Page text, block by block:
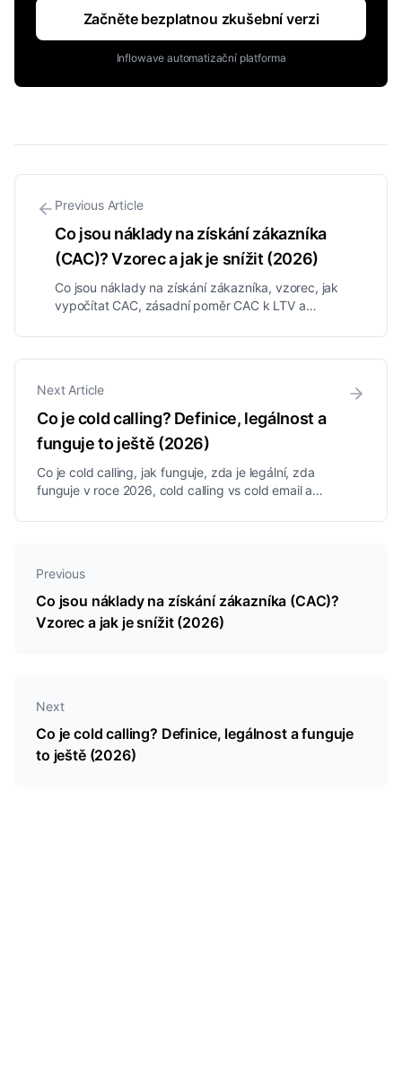
Začněte bezplatnou zkušební verzi
Inflowave automatizační platforma
Previous Article
Co jsou náklady na získání zákazníka
(CAC)? Vzorec a jak je snížit (2026)
Co jsou náklady na získání zákazníka, vzorec, jak
vypočítat CAC, zásadní poměr CAC k LTV a
zákazníků.
Next Article
Co je cold calling? Definice, legálnost a
funguje to ještě (2026)
Co je cold calling, jak funguje, zda je legální, zda
funguje v roce 2026, cold calling vs cold email a
Previous
Co jsou náklady na získání zákazníka (CAC)?
Vzorec a jak je snížit (2026)
Next
Co je cold calling? Definice, legálnost a funguje
to ještě (2026)